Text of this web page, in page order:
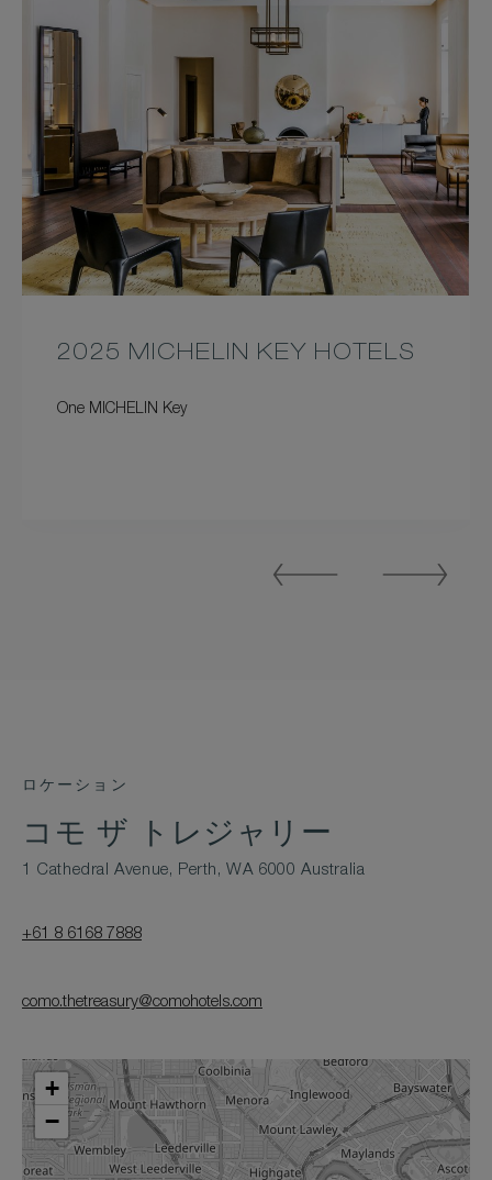
2025 MICHELIN KEY HOTELS
One MICHELIN Key
Previous
Next
ロケーション
コモ ザ トレジャリー
1 Cathedral Avenue, Perth, WA 6000 Australia
+61 8 6168 7888
como.thetreasury@comohotels.com
+
−